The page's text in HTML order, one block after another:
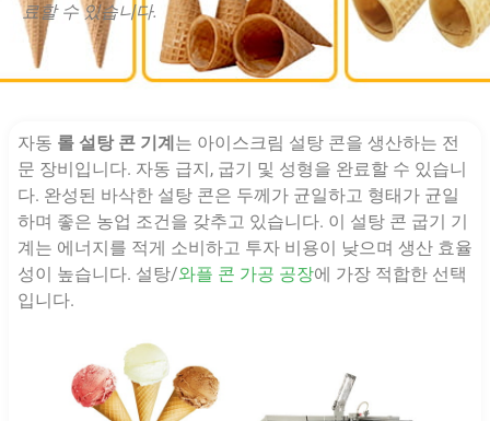
료할 수 있습니다.
자동 롤 설탕 콘 기계는 아이스크림 설탕 콘을 생산하는 전
문 장비입니다. 자동 급지, 굽기 및 성형을 완료할 수 있습니
다. 완성된 바삭한 설탕 콘은 두께가 균일하고 형태가 균일
하며 좋은 농업 조건을 갖추고 있습니다. 이 설탕 콘 굽기 기
계는 에너지를 적게 소비하고 투자 비용이 낮으며 생산 효율
성이 높습니다. 설탕/와플 콘 가공 공장에 가장 적합한 선택
입니다.